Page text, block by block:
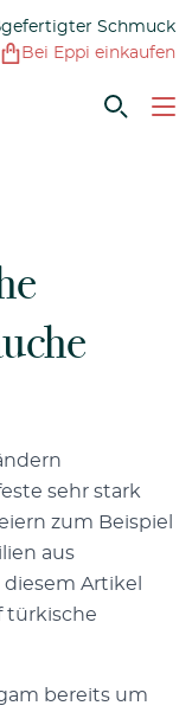
Schmuck
Bei Eppi einkaufen
sehr stark
zum Beispiel
aus
diesem Artikel
türkische
bereits um